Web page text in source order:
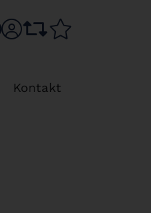
Choose language
sr.accountcomparison list
Kontakt